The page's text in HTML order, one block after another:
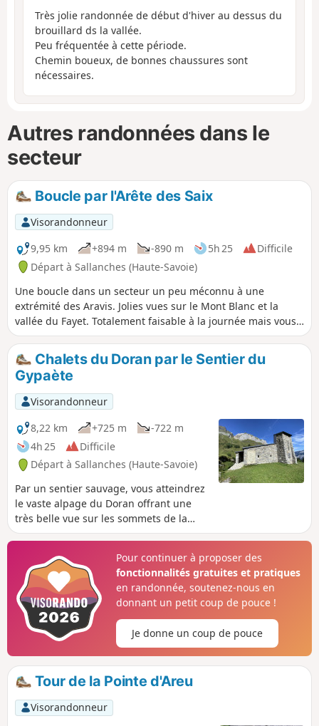
Très jolie randonnée de début d'hiver au dessus du
brouillard ds la vallée.
Peu fréquentée à cette période.
Chemin boueux, de bonnes chaussures sont
nécessaires.
Autres randonnées dans le
secteur
Boucle par l'Arête des Saix
Visorandonneur
9,95 km
+894 m -890 m 5h 25
Difficile
Départ à Sallanches (Haute-Savoie)
Une boucle dans un secteur un peu méconnu à une
extrémité des Aravis. Jolies vues sur le Mont Blanc et la
vallée du Fayet. Totalement faisable à la journée mais vous
pouvez utiliser des refuges pour diviser le parcours.
Chalets du Doran par le Sentier du
Gypaète
Visorandonneur
8,22 km
+725 m
-722 m
4h 25
Difficile
Départ à Sallanches (Haute-Savoie)
Par un sentier sauvage, vous atteindrez
le vaste alpage du Doran offrant une
très belle vue sur les sommets de la
chaîne des Aravis et son point
passerelle de Dière doit être empruntée
sur l'itinéraire pour traverser un torrent.
Accessible hors période d’enneigement
et en fonction des conditions
climatiques.
Pour continuer à proposer des
fonctionnalités gratuites et pratiques
en randonnée, soutenez-nous en
donnant un petit coup de pouce !
Je donne un coup de pouce
Tour de la Pointe d'Areu
Visorandonneur